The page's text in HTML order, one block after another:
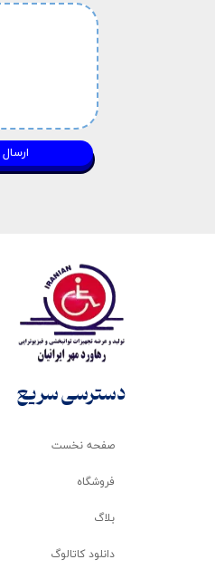
ارسال
صفحه نخست
فروشگاه
بلاگ
دانلود کاتالوگ
دسترسی سریع